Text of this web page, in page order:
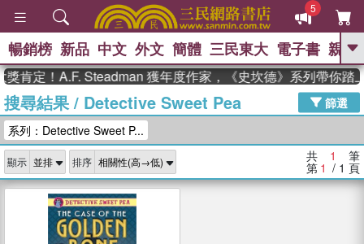
5
GO
熱搜： 東野圭吾 高希均教授回憶錄
、 The Odyssey 、 父親節 、 如果歷
獎 臺灣漫遊錄 、 方念華 、 台灣的李
登輝時代
數學女孩：黎曼猜想 、
偉大的迷走神經
暢銷榜 新品 中文 外文 簡體 三民東大 電子書 親子
肯定！A.F. Steadman 獲年度作家，《史坎德》系列帶你踏
搜尋結果/ Detective Sweet Pea
篩選
系列：Detective Sweet P...
顯示 排序 共 1 筆
第 1 / 1 頁